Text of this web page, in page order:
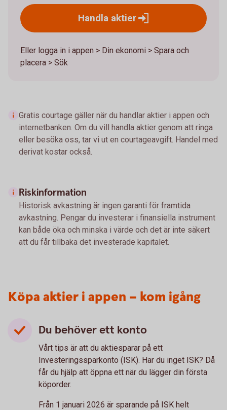
Handla aktier
Eller logga in i appen > Din ekonomi > Spara och
placera > Sök
Gratis courtage gäller när du handlar aktier i appen och
internetbanken. Om du vill handla aktier genom att ringa
eller besöka oss, tar vi ut en courtageavgift. Handel med
derivat kostar också.
Riskinformation
Historisk avkastning är ingen garanti för framtida
avkastning. Pengar du investerar i finansiella instrument
kan både öka och minska i värde och det är inte säkert
att du får tillbaka det investerade kapitalet.
Köpa aktier i appen – kom igång
Du behöver ett konto
Vårt tips är att du aktiesparar på ett
Investeringssparkonto (ISK). Har du inget ISK? Då
får du hjälp att öppna ett när du lägger din första
köporder.
Från 1 januari 2026 är sparande på ISK helt